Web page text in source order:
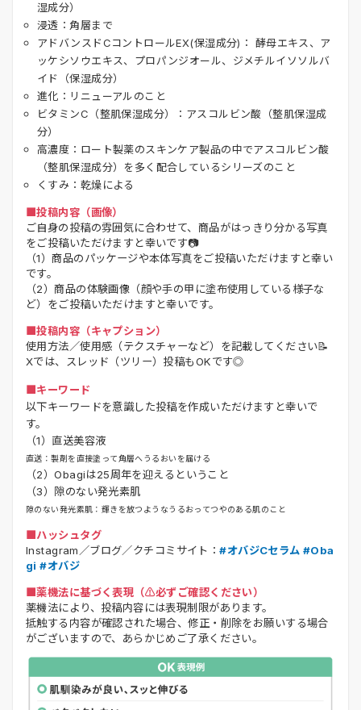
湿成分）
浸透：角層まで
アドバンスドCコントロールEX(保湿成分)： 酵母エキス、ア
ッケシソウエキス、プロパンジオール、ジメチルイソソルバ
イド（保湿成分）
進化：リニューアルのこと
ビタミンC（整肌保湿成分）：アスコルビン酸（整肌保湿成
分）
高濃度：ロート製薬のスキンケア製品の中でアスコルビン酸
（整肌保湿成分）を多く配合しているシリーズのこと
くすみ：乾燥による
■投稿内容（画像）
ご自身の投稿の雰囲気に合わせて、商品がはっきり分かる写真
をご投稿いただけますと幸いです📷
（1）商品のパッケージや本体写真をご投稿いただけますと幸い
です。
（2）商品の体験画像（顔や手の甲に塗布使用している様子な
ど）をご投稿いただけますと幸いです。
■投稿内容（キャプション）
使用方法／使用感（テクスチャーなど）を記載してください📝
Xでは、スレッド（ツリー）投稿もOKです◎
■キーワード
以下キーワードを意識した投稿を作成いただけますと幸いで
す。
（1）直送美容液
直送：製剤を直接塗って角層へうるおいを届ける
（2）Obagiは25周年を迎えるということ
（3）隙のない発光素肌
隙のない発光素肌：輝きを放つようなうるおってつやのある肌のこと
■ハッシュタグ
Instagram／ブログ／クチコミサイト：#オバジCセラム #Oba
gi #オバジ
■薬機法に基づく表現（⚠️必ずご確認ください）
薬機法により、投稿内容には表現制限があります。
抵触する内容が確認された場合、修正・削除をお願いする場合
がございますので、あらかじめご了承ください。